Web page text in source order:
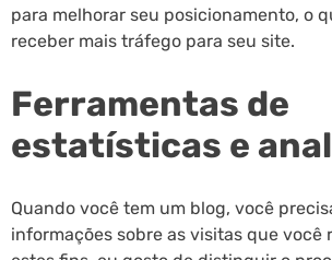
para melhorar seu posicionamento, o
receber mais tráfego para seu site.
Ferramentas de
estatísticas e
Quando você tem um blog, você
informações sobre as visitas que você